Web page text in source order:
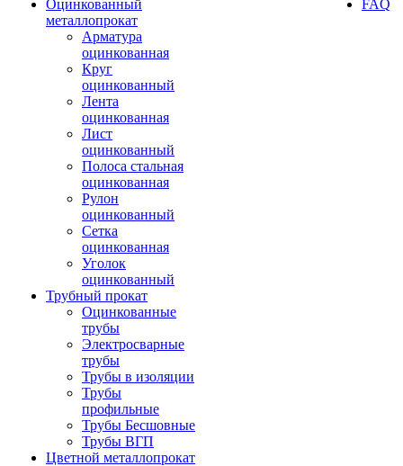
Оцинкованный
металлопрокат
Арматура
оцинкованная
Круг
оцинкованный
Лента
оцинкованная
Лист
оцинкованный
Полоса стальная
оцинкованная
Рулон
оцинкованный
Сетка
оцинкованная
Уголок
оцинкованный
Трубный прокат
Оцинкованные
трубы
Электросварные
трубы
Трубы в изоляции
Трубы
профильные
Трубы Бесшовные
Трубы ВГП
Цветной металлопрокат
FAQ